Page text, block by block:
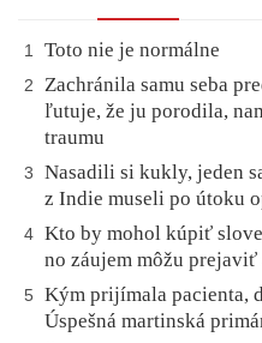
1 Toto nie je normálne
2
Zachránila samu seba
ľutuje, že ju porodila,
traumu
3
Nasadili si kukly, jeden
z Indie museli po útoku
4 Kto by mohol kúpiť
no záujem môžu
5
Kým prijímala pacienta,
Úspešná martinská